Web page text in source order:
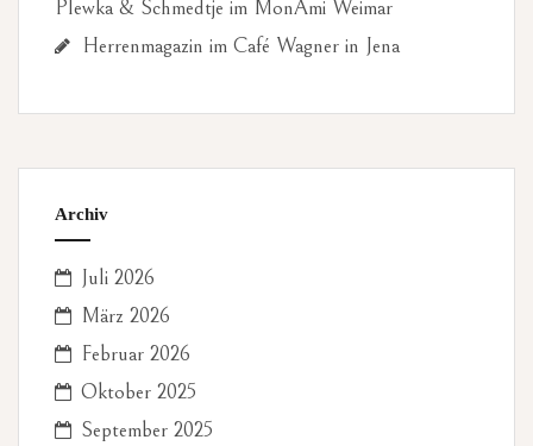
Plewka & Schmedtje im MonAmi Weimar
Herrenmagazin im Café Wagner in Jena
Archiv
Juli 2026
März 2026
Februar 2026
Oktober 2025
September 2025